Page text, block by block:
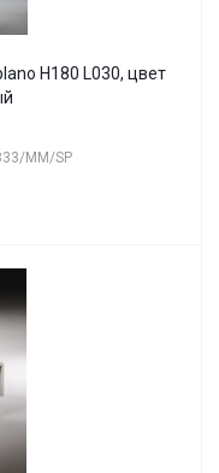
H180 L030, цвет
MM/SP